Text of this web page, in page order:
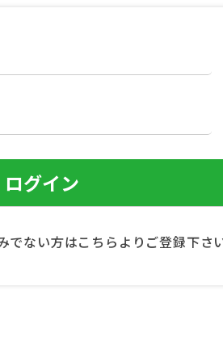
でない方はこちらよりご登録下さ